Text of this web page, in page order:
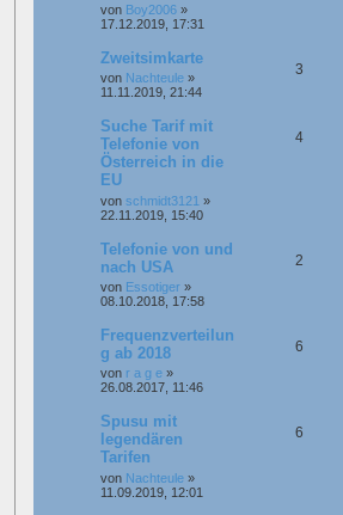
von Boy2006 »
17.12.2019, 17:31
Zweitsimkarte
von Nachteule »
11.11.2019, 21:44
3
Suche Tarif mit
Telefonie von
Österreich in die
EU
von schmidt3121 »
22.11.2019, 15:40
4
Telefonie von und
nach USA
von Essotiger »
08.10.2018, 17:58
2
Frequenzverteilun
g ab 2018
von r a g e »
26.08.2017, 11:46
6
Spusu mit
legendären
Tarifen
von Nachteule »
11.09.2019, 12:01
6